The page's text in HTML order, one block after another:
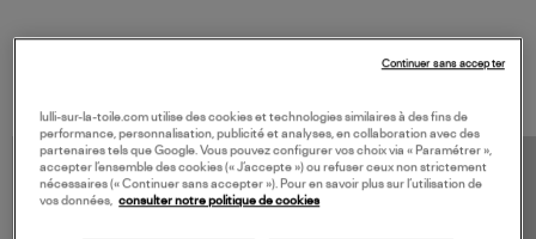
lulli-sur-la-toile.com utilise des cookies et technologies similaires à des fins de
performance, personnalisation, publicité et analyses, en collaboration avec des
partenaires tels que Google. Vous pouvez configurer vos choix via « Paramétrer »,
accepter l’ensemble des cookies (« J’accepte ») ou refuser ceux non strictement
nécessaires (« Continuer sans accepter »). Pour en savoir plus sur l’utilisation de
vos données, consulter notre politique de cookies
Continuer sans accepter